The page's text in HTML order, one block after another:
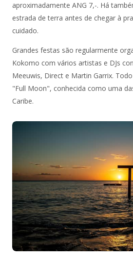
aproximadamente ANG 7,-. Há
estrada de terra antes de chegar à
cuidado.
Grandes festas são regularmente
Kokomo com vários artistas e DJs
Meeuwis, Direct e Martin Garrix.
"Full Moon", conhecida como uma
Caribe.